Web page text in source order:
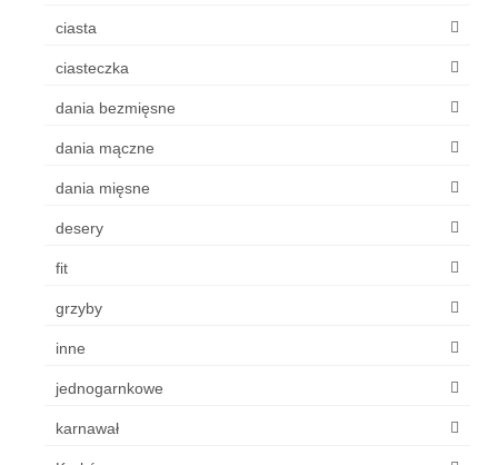
ciasta
ciasteczka
dania bezmięsne
dania mączne
dania mięsne
desery
fit
grzyby
inne
jednogarnkowe
karnawał